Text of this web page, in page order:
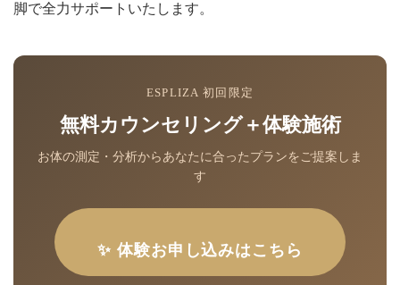
脚で全力サポートいたします。
ESPLIZA 初回限定
無料カウンセリング＋体験施術
お体の測定・分析からあなたに合ったプランをご提案しま
す
✨ 体験お申し込みはこちら